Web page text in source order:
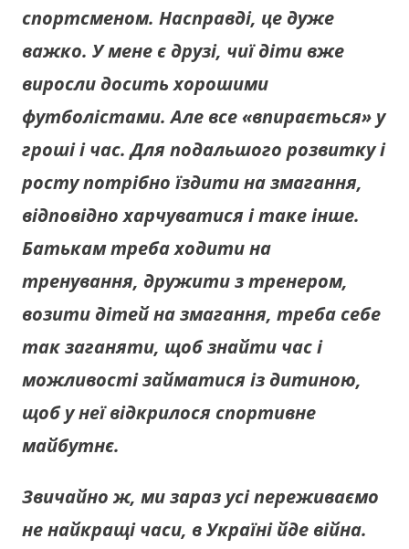
спортсменом. Насправді, це дуже
важко. У мене є друзі, чиї діти вже
виросли досить хорошими
футболістами. Але все «впирається» у
гроші і час. Для подальшого розвитку і
росту потрібно їздити на змагання,
відповідно харчуватися і таке інше.
Батькам треба ходити на
тренування, дружити з тренером,
возити дітей на змагання, треба себе
так заганяти, щоб знайти час і
можливості займатися із дитиною,
щоб у неї відкрилося спортивне
майбутнє.
Звичайно ж, ми зараз усі переживаємо
не найкращі часи, в Україні йде війна.